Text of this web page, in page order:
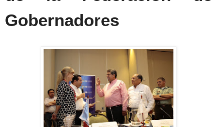
Gobernadores